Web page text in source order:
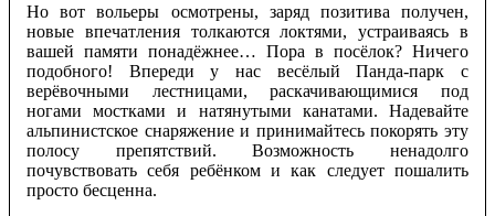
Но вот вольеры осмотрены, заряд позитива получен,
новые впечатления толкаются локтями, устраиваясь в
вашей памяти понадёжнее… Пора в посёлок? Ничего
подобного! Впереди у нас весёлый Панда-парк с
верёвочными лестницами, раскачивающимися под
ногами мостками и натянутыми канатами. Надевайте
альпинистское снаряжение и принимайтесь покорять эту
полосу препятствий. Возможность ненадолго
почувствовать себя ребёнком и как следует пошалить
просто бесценна.